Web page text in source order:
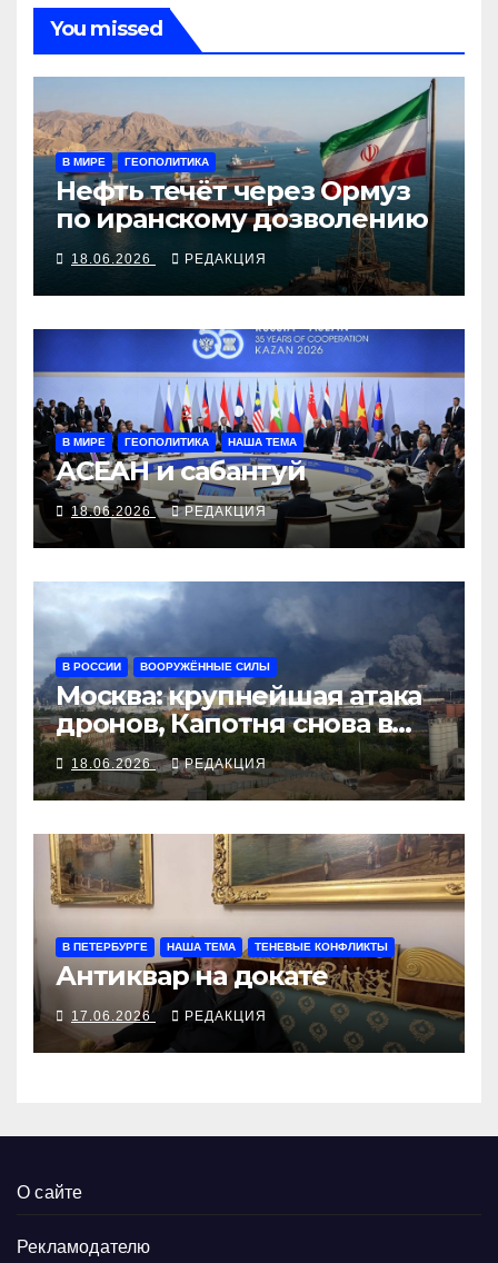
You missed
В МИРЕ ГЕОПОЛИТИКА
Нефть течёт через Ормуз
по иранскому дозволению
18.06.2026 РЕДАКЦИЯ
В МИРЕ ГЕОПОЛИТИКА НАША ТЕМА
АСЕАН и сабантуй
18.06.2026 РЕДАКЦИЯ
В РОССИИ ВООРУЖЁННЫЕ СИЛЫ
Москва: крупнейшая атака
дронов, Капотня снова в
огне
18.06.2026 РЕДАКЦИЯ
В ПЕТЕРБУРГЕ НАША ТЕМА ТЕНЕВЫЕ КОНФЛИКТЫ
Антиквар на докате
17.06.2026 РЕДАКЦИЯ
О сайте
Рекламодателю